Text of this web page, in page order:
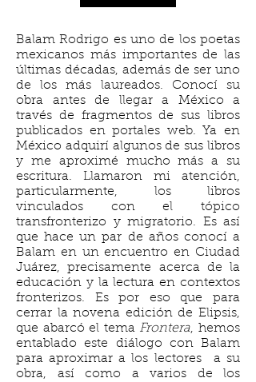
Balam Rodrigo es uno de los poetas
mexicanos más importantes de las
últimas décadas, además de ser uno
de los más laureados. Conocí su
obra antes de llegar a México a
través de fragmentos de sus libros
publicados en portales web. Ya en
México adquirí algunos de sus libros
y me aproximé mucho más a su
escritura. Llamaron mi atención,
particularmente, los libros
vinculados con el tópico
transfronterizo y migratorio. Es así
que hace un par de años conocí a
Balam en un encuentro en Ciudad
Juárez, precisamente acerca de la
educación y la lectura en contextos
fronterizos. Es por eso que para
cerrar la novena edición de Elipsis,
que abarcó el tema Frontera, hemos
entablado este diálogo con Balam
para aproximar a los lectores a su
obra, así como a varios de los